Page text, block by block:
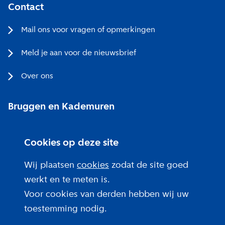
Cookies op deze site
Wij plaatsen cookies zodat de site goed
werkt en te meten is.
Voor cookies van derden hebben wij uw
toestemming nodig.
Contact
Mail ons voor vragen of opmerkingen
Meld je aan voor de nieuwsbrief
Over ons
Bruggen en Kademuren